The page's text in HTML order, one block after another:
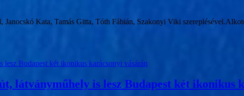
Kata, Tamás Gitta, Tóth Fábián, Szakonyi Viki
látványműhely is lesz Budapest két ikonikus